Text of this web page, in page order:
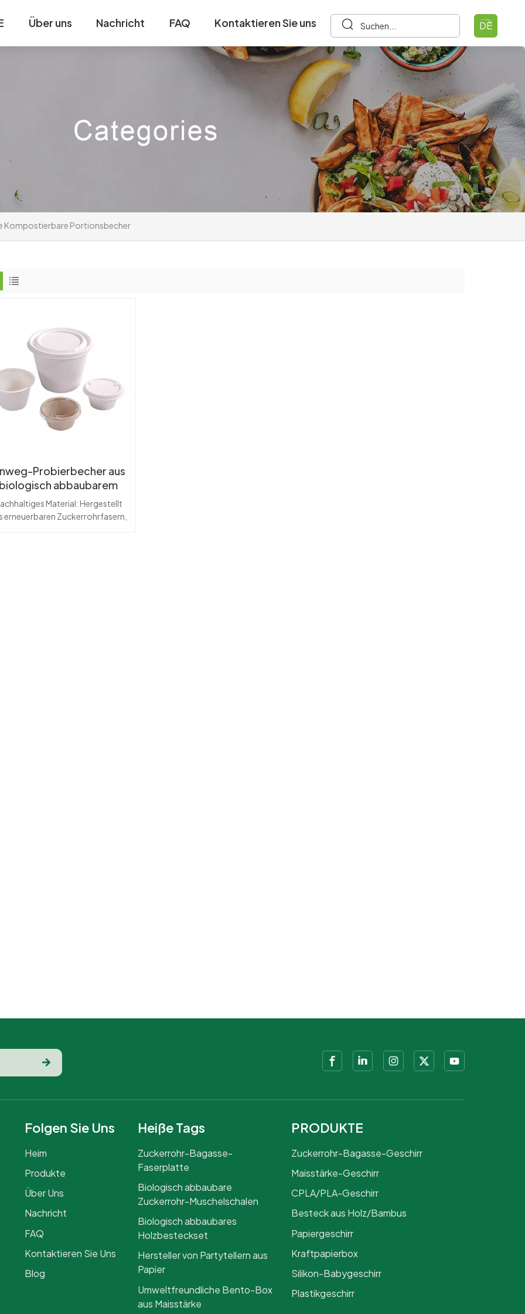
Über uns Nachricht FAQ Kontaktieren Sie uns DE
Kompostierbare Portionsbecher
Probierbecher aus
biologisch abbaubarem
für Saucen
und Gewürze
Material: Hergestellt
erneuerbaren Zuckerrohrfasern,
Folgen Sie Uns
Heim
Produkte
Über Uns
Nachricht
FAQ
Kontaktieren Sie Uns
Blog
Heiße Tags
Zuckerrohr-Bagasse-
Faserplatte
Biologisch abbaubare
Zuckerrohr-Muschelschalen
Biologisch abbaubares
Holzbesteckset
Hersteller von Partytellern aus
Papier
Umweltfreundliche Bento-Box
aus Maisstärke
PRODUKTE
Zuckerrohr-Bagasse-Geschirr
Maisstärke-Geschirr
CPLA/PLA-Geschirr
Besteck aus Holz/Bambus
Papiergeschirr
Kraftpapierbox
Silikon-Babygeschirr
Plastikgeschirr